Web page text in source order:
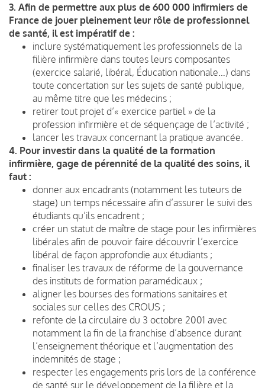
3. Afin de permettre aux plus de 600 000 infirmiers de
France de jouer pleinement leur rôle de professionnel
de santé, il est impératif de :
inclure systématiquement les professionnels de la
filière infirmière dans toutes leurs composantes
(exercice salarié, libéral, Éducation nationale…) dans
toute concertation sur les sujets de santé publique,
au même titre que les médecins ;
retirer tout projet d’« exercice partiel » de la
profession infirmière et de séquençage de l’activité ;
lancer les travaux concernant la pratique avancée.
4. Pour investir dans la qualité de la formation
infirmière, gage de pérennité de la qualité des soins, il
faut :
donner aux encadrants (notamment les tuteurs de
stage) un temps nécessaire afin d’assurer le suivi des
étudiants qu’ils encadrent ;
créer un statut de maître de stage pour les infirmières
libérales afin de pouvoir faire découvrir l’exercice
libéral de façon approfondie aux étudiants ;
finaliser les travaux de réforme de la gouvernance
des instituts de formation paramédicaux ;
aligner les bourses des formations sanitaires et
sociales sur celles des CROUS ;
refonte de la circulaire du 3 octobre 2001 avec
notamment la fin de la franchise d’absence durant
l’enseignement théorique et l’augmentation des
indemnités de stage ;
respecter les engagements pris lors de la conférence
de santé sur le développement de la filière et la